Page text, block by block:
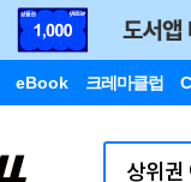
eBook 크레마클럽